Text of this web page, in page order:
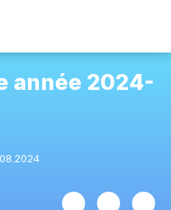
année 2024-